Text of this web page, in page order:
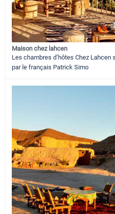
Maison chez lahcen
Les chambres d’hôtes Chez
par le français Patrick Simo